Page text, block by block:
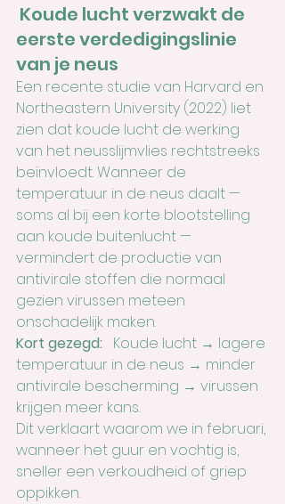
Koude lucht verzwakt de
eerste verdedigingslinie
van je neus
Een recente studie van Harvard en
Northeastern University (2022) liet
zien dat koude lucht de werking
van het neusslijmvlies rechtstreeks
beïnvloedt. Wanneer de
temperatuur in de neus daalt —
soms al bij een korte blootstelling
aan koude buitenlucht —
vermindert de productie van
antivirale stoffen die normaal
gezien virussen meteen
onschadelijk maken.
Kort gezegd: Koude lucht → lagere
temperatuur in de neus → minder
antivirale bescherming → virussen
krijgen meer kans.
Dit verklaart waarom we in februari,
wanneer het guur en vochtig is,
sneller een verkoudheid of griep
oppikken.